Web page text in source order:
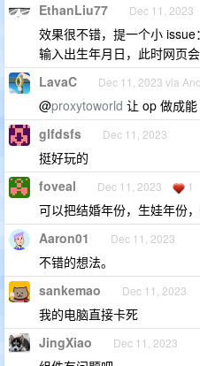
EthanLiu77 Dec 11, 2023
效果很不错，提一个小
输入出生年月日，此时网页
LavaC Dec 11, 2023 via
@proxytoworld 让 op 做成
glfdsfs Dec 11, 2023
挺好玩的
foveal Dec 11, 2023 1
可以把结婚年份，生娃年份
Aaron01 Dec 11, 2023
不错的想法。
sankemao Dec 11, 2023
我的电脑直接卡死
JingXiao Dec 11, 2023